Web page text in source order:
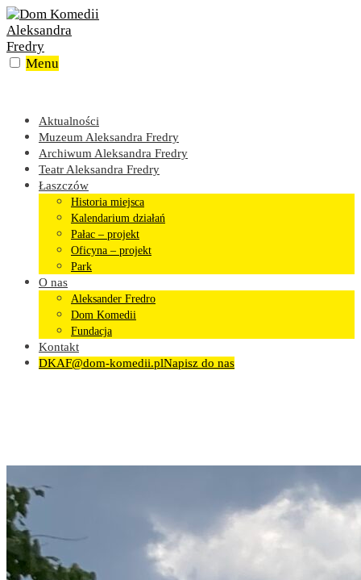
Skip
to
content
Menu
Aktualności
Muzeum Aleksandra Fredry
Archiwum Aleksandra Fredry
Teatr Aleksandra Fredry
Łaszczów
Historia miejsca
Kalendarium działań
Pałac – projekt
Oficyna – projekt
Park
O nas
Aleksander Fredro
Dom Komedii
Fundacja
Kontakt
DKAF@dom-komedii.plNapisz do nas